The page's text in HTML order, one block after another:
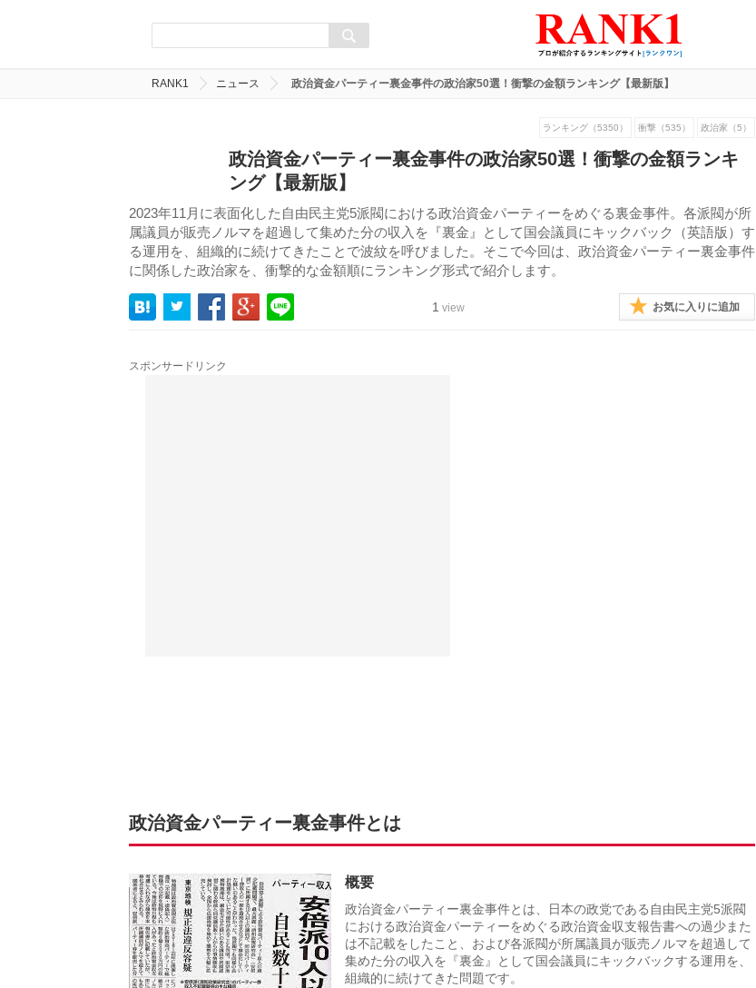
RANK1 ニュース 政治資金パーティー裏金事件の政治家50選！衝撃の金額ランキング【最新版】
ランキング（5350） 衝撃（535） 政治家（5）
政治資金パーティー裏金事件の政治家50選！衝撃の金額ランキ
ング【最新版】
2023年11月に表面化した自由民主党5派閥における政治資金パーティーをめぐる裏金事件。各派閥が所
属議員が販売ノルマを超過して集めた分の収入を『裏金』として国会議員にキックバック（英語版）す
る運用を、組織的に続けてきたことで波紋を呼びました。そこで今回は、政治資金パーティー裏金事件
に関係した政治家を、衝撃的な金額順にランキング形式で紹介します。
1 view お気に入りに追加
スポンサードリンク
政治資金パーティー裏金事件とは
概要
政治資金パーティー裏金事件とは、日本の政党である自由民主党5派閥
における政治資金パーティーをめぐる政治資金収支報告書への過少また
は不記載をしたこと、および各派閥が所属議員が販売ノルマを超過して
集めた分の収入を『裏金』として国会議員にキックバックする運用を、
組織的に続けてきた問題です。